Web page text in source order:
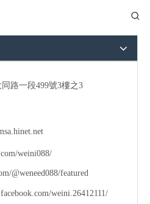
路一段499號3樓之3
weini088/
@weneed088/featured
weini.26412111/